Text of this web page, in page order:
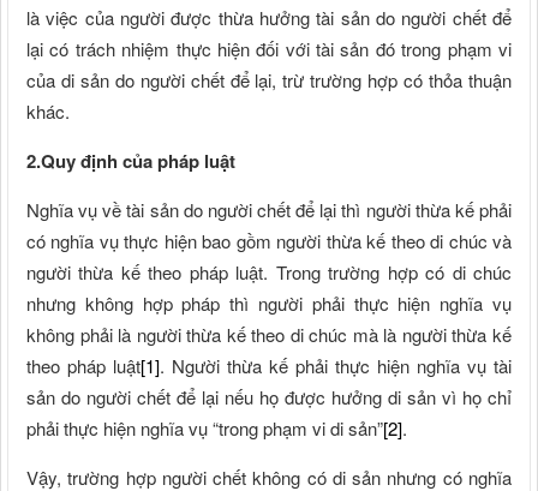
là việc của người được thừa hưởng tài sản do người chết để
lại có trách nhiệm thực hiện đối với tài sản đó trong phạm vi
của di sản do người chết để lại, trừ trường hợp có thỏa thuận
khác.
2.Quy định của pháp luật
Nghĩa vụ về tài sản do người chết để lại thì người thừa kế phải
có nghĩa vụ thực hiện bao gồm người thừa kế theo di chúc và
người thừa kế theo pháp luật. Trong trường hợp có di chúc
nhưng không hợp pháp thì người phải thực hiện nghĩa vụ
không phải là người thừa kế theo di chúc mà là người thừa kế
theo pháp luật[1]. Người thừa kế phải thực hiện nghĩa vụ tài
sản do người chết để lại nếu họ được hưởng di sản vì họ chỉ
phải thực hiện nghĩa vụ “trong phạm vi di sản”[2].
Vậy, trường hợp người chết không có di sản nhưng có nghĩa